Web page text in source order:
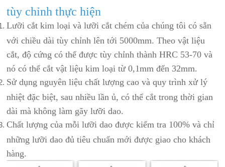
tùy chỉnh thực hiện
Lưỡi cắt kim loại và lưỡi cắt chém của chúng tôi có sẵn
với chiều dài tùy chỉnh lên tới 5000mm. Theo vật liệu
cắt, độ cứng có thể được tùy chỉnh thành HRC 53-70 và
nó có thể cắt vật liệu kim loại từ 0,1mm đến 32mm.
Sử dụng nguyên liệu chất lượng cao và quy trình xử lý
nhiệt đặc biệt, sau nhiều lần ủ, có thể cắt trong thời gian
dài mà không làm gãy lưỡi dao.
Chất lượng của mỗi lưỡi dao được kiểm tra 100% và chỉ
những lưỡi dao đủ tiêu chuẩn mới được giao cho khách
hàng.